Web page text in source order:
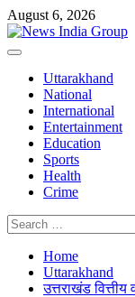
Skip
to
content
August 6, 2026
Primary
Uttarakhand
National
International
Entertainment
Education
Sports
Health
Crime
Search
for:
Home
Uttarakhand
उत्तराखंड